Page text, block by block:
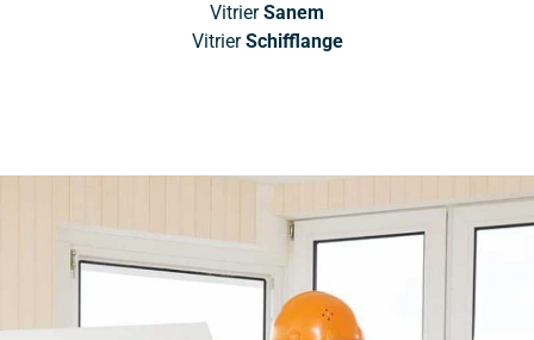
VitrierSanem
VitrierSchifflange